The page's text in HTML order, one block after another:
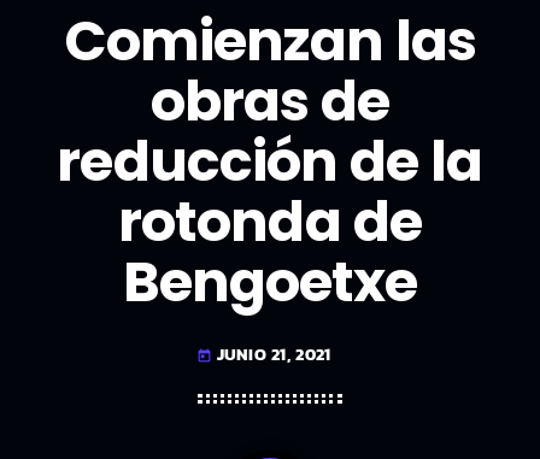
Comienzan las
obras de
reducción de la
rotonda de
Bengoetxe
today JUNIO 21, 2021